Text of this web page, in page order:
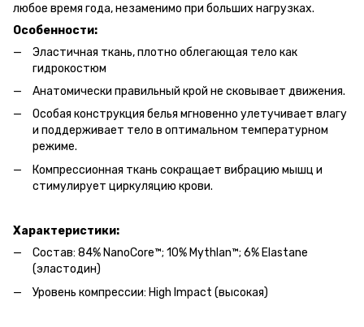
любое время года, незаменимо при больших нагрузках.
Особенности:
Эластичная ткань, плотно облегающая тело как
гидрокостюм
Анатомически правильный крой не сковывает движения.
Особая конструкция белья мгновенно улетучивает влагу
и поддерживает тело в оптимальном температурном
режиме.
Компрессионная ткань сокращает вибрацию мышц и
стимулирует циркуляцию крови.
Характеристики:
Состав: 84% NanoCore™; 10% Mythlan™; 6% Elastane
(эластодин)
Уровень компрессии: High Impact (высокая)